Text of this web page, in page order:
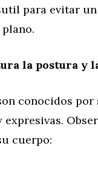
para evitar
la postura y
conocidos por
expresivas.
cuerpo: